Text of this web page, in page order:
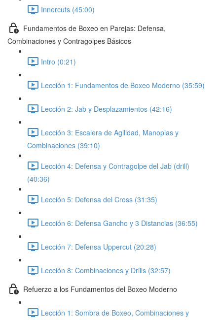
Innercuts (45:00)
Fundamentos de Boxeo en Parejas: Defensa,
Combinaciones y Contragolpes Básicos
Intro (0:21)
Lección 1: Fundamentos de Boxeo Moderno (35:59)
Lección 2: Jab y Desplazamientos (42:16)
Lección 3: Escalera de Agilidad, Manoplas y
Combinaciones (39:10)
Lección 4: Defensa y Contragolpe del Jab (drill)
(40:36)
Lección 5: Defensa del Cross (31:35)
Lección 6: Defensa Gancho y 3 Distancias (36:55)
Lección 7: Defensa Uppercut (20:28)
Lección 8: Combinaciones y Drills (32:57)
Refuerzo a los Fundamentos del Boxeo Moderno
Lección 1: Sombra de Boxeo, Combinaciones y